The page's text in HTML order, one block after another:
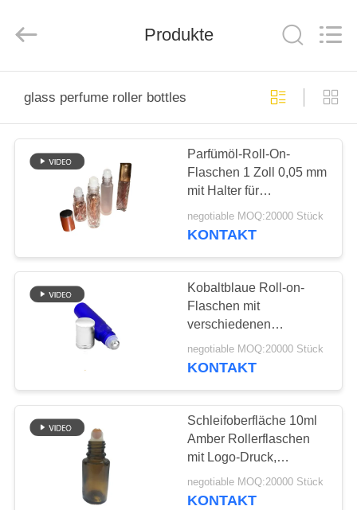
PRODUKTE
VIDEOS
SHOW
ÜBER
WERKSBESICHTIGUNG
QUALITÄTSKONTROLLE
KONTAKT
Rights
Produkte
glass perfume roller bottles
Parfümöl-Roll-On-
Flaschen 1 Zoll 0,05 mm
mit Halter für
Kosmetikverpackungen
Großhandel ätherische
negotiable MOQ:20000 Stück
KONTAKT
Kobaltblaue Roll-on-
Flaschen mit
verschiedenen
Verschlüssen &
Siebdruckoberfläche‌
negotiable MOQ:20000 Stück
KONTAKT
Schleifoberfläche 10ml
Amber Rollerflaschen
mit Logo-Druck,
mattiertes Finish für
Premium-Branding
negotiable MOQ:20000 Stück
KONTAKT